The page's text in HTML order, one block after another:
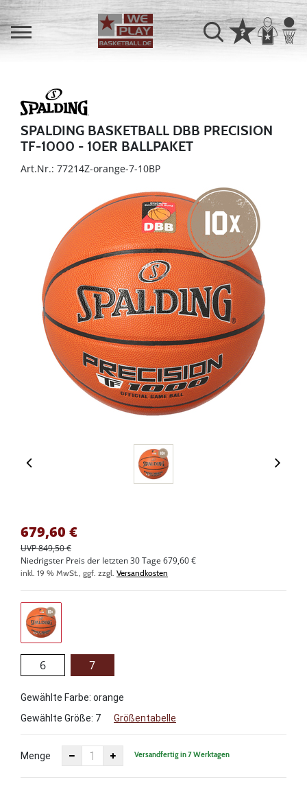
SPALDING BASKETBALL DBB PRECISION
TF-1000 - 10ER BALLPAKET
Art.Nr.: 77214Z-orange-7-10BP
679,60 €
UVP 849,50 €
Niedrigster Preis der letzten 30 Tage 679,60 €
inkl. 19 % MwSt., ggf. zzgl. Versandkosten
6 7
Gewählte Farbe: orange
Gewählte Größe: 7 Größentabelle
Menge Versandfertig in 7 Werktagen